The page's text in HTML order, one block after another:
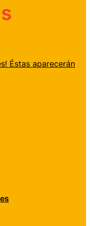
Éstas aparecerán